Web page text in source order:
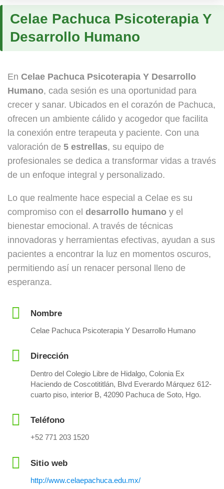
Celae Pachuca Psicoterapia Y
Desarrollo Humano
En Celae Pachuca Psicoterapia Y Desarrollo
Humano, cada sesión es una oportunidad para
crecer y sanar. Ubicados en el corazón de Pachuca,
ofrecen un ambiente cálido y acogedor que facilita
la conexión entre terapeuta y paciente. Con una
valoración de 5 estrellas, su equipo de
profesionales se dedica a transformar vidas a través
de un enfoque integral y personalizado.
Lo que realmente hace especial a Celae es su
compromiso con el desarrollo humano y el
bienestar emocional. A través de técnicas
innovadoras y herramientas efectivas, ayudan a sus
pacientes a encontrar la luz en momentos oscuros,
permitiendo así un renacer personal lleno de
esperanza.
Nombre
Celae Pachuca Psicoterapia Y Desarrollo Humano
Dirección
Dentro del Colegio Libre de Hidalgo, Colonia Ex
Haciendo de Coscotititlán, Blvd Everardo Márquez 612-
cuarto piso, interior B, 42090 Pachuca de Soto, Hgo.
Teléfono
+52 771 203 1520
Sitio web
http://www.celaepachuca.edu.mx/